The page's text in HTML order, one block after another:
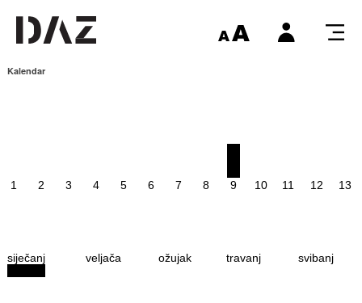
Kalendar
1 2 3 4 5 6 7 8 9 10 11 12 13
siječanj veljača ožujak travanj svibanj